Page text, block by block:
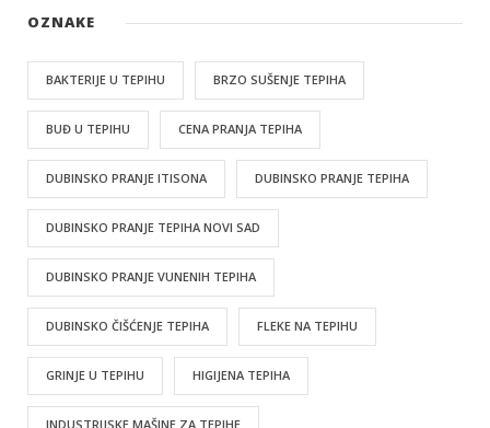
OZNAKE
BAKTERIJE U TEPIHU BRZO SUŠENJE TEPIHA
BUĐ U TEPIHU CENA PRANJA TEPIHA
DUBINSKO PRANJE ITISONA DUBINSKO PRANJE TEPIHA
DUBINSKO PRANJE TEPIHA NOVI SAD
DUBINSKO PRANJE VUNENIH TEPIHA
DUBINSKO ČIŠĆENJE TEPIHA FLEKE NA TEPIHU
GRINJE U TEPIHU HIGIJENA TEPIHA
INDUSTRIJSKE MAŠINE ZA TEPIHE